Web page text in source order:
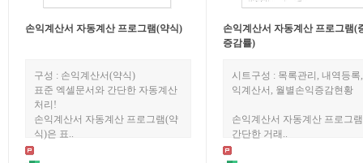
손익계산서 자동계산 프로그램(약식)
구성 : 손익계산서(약식)
표준 엑셀문서와 간단한 자동계산
처리!
손익계산서 자동계산 프로그램(약
식)은 표..
손익계산서 자동계산 프로그램(
증감률)
시트구성 : 목록관리, 내역등록
익계산서, 월별손익증감현황
손익계산서 자동계산 프로그
간단한 거래..